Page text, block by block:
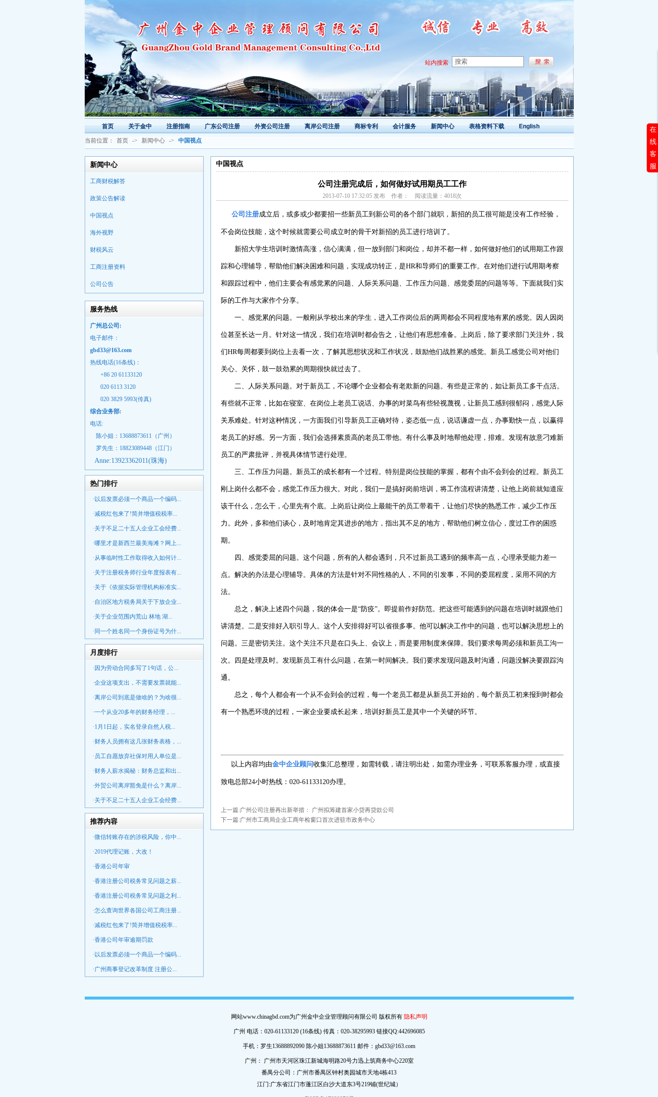
在
线
客
服
站内搜索
首页 关于金中 注册指南 广东公司注册 外资公司注册 离岸公司注册 商标专利 会计服务 新闻中心 表格资料下载 English
当前位置： 首页 -> 新闻中心 -> 中国视点
新闻中心
工商财税解答
政策公告解读
中国视点
海外视野
财税风云
工商注册资料
公司公告
服务热线
广州总公司:
电子邮件：
gbd33@163.com
热线电话(16条线)：
+86 20 61133120
020 6113 3120
020 3829 5993(传真)
综合业务部:
电话:
陈小姐：13688873611（广州）
罗先生：18823089448（江门）
Anne:13923362011(珠海)
热门排行
·以后发票必须一个商品一个编码...
·减税红包来了!简并增值税税率...
·关于不足二十五人企业工会经费...
·哪里才是新西兰最美海滩？网上...
·从事临时性工作取得收入如何计...
·关于注册税务师行业年度报表有...
·关于《依据实际管理机构标准实...
·自治区地方税务局关于下放企业...
·关于企业范围内荒山 林地 湖...
·同一个姓名同一个身份证号为什...
月度排行
·因为劳动合同多写了1句话，公...
·企业这项支出，不需要发票就能...
·离岸公司到底是做啥的？为啥很...
·一个从业20多年的财务经理，...
·1月1日起，实名登录自然人税...
·财务人员拥有这几张财务表格，...
·员工自愿放弃社保对用人单位是...
·财务人薪水揭秘：财务总监和出...
·外贸公司离岸豁免是什么？离岸...
·关于不足二十五人企业工会经费...
推荐内容
·微信转账存在的涉税风险，你中...
·2019代理记账，大改！
·香港公司年审
·香港注册公司税务常见问题之薪...
·香港注册公司税务常见问题之利...
·怎么查询世界各国公司工商注册...
·减税红包来了!简并增值税税率...
·香港公司年审逾期罚款
·以后发票必须一个商品一个编码...
·广州商事登记改革制度 注册公...
中国视点
公司注册完成后，如何做好试用期员工工作
2013-07-10 17:32:05 发布 作者： 阅读流量：4018次
公司注册成立后，或多或少都要招一些新员工到新公司的各个部门就职，新招的员工很可能是没有工作经验，
不会岗位技能，这个时候就需要公司成立时的骨干对新招的员工进行培训了。
新招大学生培训时激情高涨，信心满满，但一放到部门和岗位，却并不都一样，如何做好他们的试用期工作跟
踪和心理辅导，帮助他们解决困难和问题，实现成功转正，是HR和导师们的重要工作。在对他们进行试用期考察
和跟踪过程中，他们主要会有感觉累的问题、人际关系问题、工作压力问题、感觉委屈的问题等等。下面就我们实
际的工作与大家作个分享。
一、感觉累的问题。一般刚从学校出来的学生，进入工作岗位后的两周都会不同程度地有累的感觉。因人因岗
位甚至长达一月。针对这一情况，我们在培训时都会告之，让他们有思想准备。上岗后，除了要求部门关注外，我
们HR每周都要到岗位上去看一次，了解其思想状况和工作状况，鼓励他们战胜累的感觉。新员工感觉公司对他们
关心、关怀，鼓一鼓劲累的周期很快就过去了。
二、人际关系问题。对于新员工，不论哪个企业都会有老欺新的问题。有些是正常的，如让新员工多干点活。
有些就不正常，比如在寝室、在岗位上老员工说话、办事的对菜鸟有些轻视蔑视，让新员工感到很郁闷，感觉人际
关系难处。针对这种情况，一方面我们引导新员工正确对待，姿态低一点，说话谦虚一点，办事勤快一点，以赢得
老员工的好感。另一方面，我们会选择素质高的老员工带他。有什么事及时地帮他处理，排难。发现有故意刁难新
员工的严肃批评，并视具体情节进行处理。
三、工作压力问题。新员工的成长都有一个过程。特别是岗位技能的掌握，都有个由不会到会的过程。新员工
刚上岗什么都不会，感觉工作压力很大。对此，我们一是搞好岗前培训，将工作流程讲清楚，让他上岗前就知道应
该干什么，怎么干，心里先有个底。上岗后让岗位上最能干的员工带着干，让他们尽快的熟悉工作，减少工作压
力。此外，多和他们谈心，及时地肯定其进步的地方，指出其不足的地方，帮助他们树立信心，度过工作的困惑
期。
四、感觉委屈的问题。这个问题，所有的人都会遇到，只不过新员工遇到的频率高一点，心理承受能力差一
点。解决的办法是心理辅导。具体的方法是针对不同性格的人，不同的引发事，不同的委屈程度，采用不同的方
法。
总之，解决上述四个问题，我的体会一是“防疫”。即提前作好防范。把这些可能遇到的问题在培训时就跟他们
讲清楚。二是安排好入职引导人。这个人安排得好可以省很多事。他可以解决工作中的问题，也可以解决思想上的
问题。三是密切关注。这个关注不只是在口头上、会议上，而是要用制度来保障。我们要求每周必须和新员工沟一
次。四是处理及时。发现新员工有什么问题，在第一时间解决。我们要求发现问题及时沟通，问题没解决要跟踪沟
通。
总之，每个人都会有一个从不会到会的过程，每一个老员工都是从新员工开始的，每个新员工初来报到时都会
有一个熟悉环境的过程，一家企业要成长起来，培训好新员工是其中一个关键的环节。
以上内容均由金中企业顾问收集汇总整理，如需转载，请注明出处，如需办理业务，可联系客服办理，或直接
致电总部24小时热线：020-61133120办理。
上一篇:广州公司注册再出新举措： 广州拟筹建首家小贷再贷款公司
下一篇:广州市工商局企业工商年检窗口首次进驻市政务中心
网站www.chinagbd.com为广州金中企业管理顾问有限公司 版权所有 隐私声明
广州 电话：020-61133120 (16条线) 传真：020-38295993 链接QQ:442696085
手机：罗生13688892090 陈小姐13688873611 邮件：gbd33@163.com
广州： 广州市天河区珠江新城海明路20号力迅上筑商务中心220室
番禺分公司：广州市番禺区钟村奥园城市天地4栋413
江门:广东省江门市蓬江区白沙大道东3号219铺(世纪城）